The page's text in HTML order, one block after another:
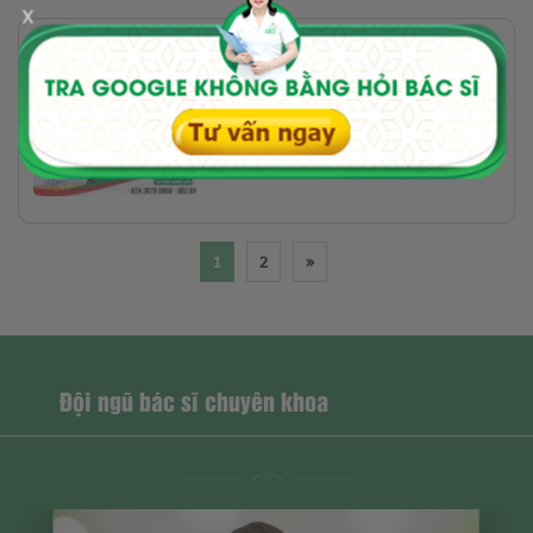
KHÁM SKSS
Top 5 địa chỉ siêu âm canh trứng
uy tín tại Hà Nội
1 2 »
Đội ngũ bác sĩ chuyên khoa
x